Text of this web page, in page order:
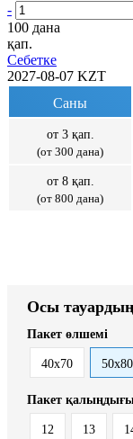
-
100 дана
қап.
Себетке
2027-08-07 KZT
Саны
от 3 қап.
(от 300 дана)
от 8 қап.
(от 800 дана)
Осы
Пакет өлшемі
40x70 50x80
Пакет
12 13